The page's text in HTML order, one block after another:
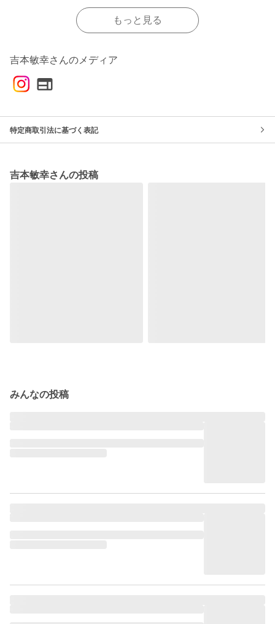
もっと見る
吉本敏幸さんのメディア
特定商取引法に基づく表記
吉本敏幸さんの投稿
みんなの投稿